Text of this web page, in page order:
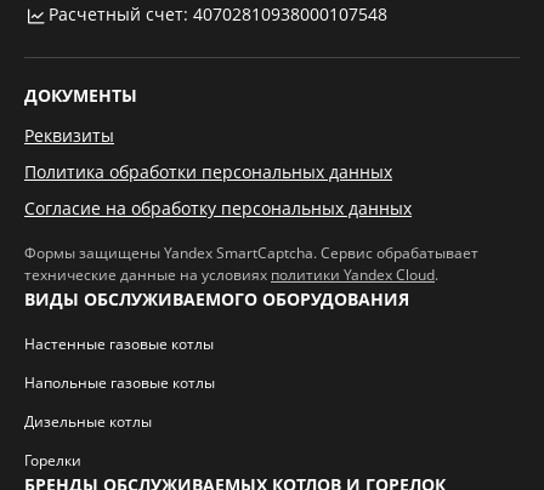
Расчетный счет: 40702810938000107548
ДОКУМЕНТЫ
Реквизиты
Политика обработки персональных данных
Согласие на обработку персональных данных
Формы защищены Yandex SmartCaptcha. Сервис обрабатывает
технические данные на условиях политики Yandex Cloud.
ВИДЫ ОБСЛУЖИВАЕМОГО ОБОРУДОВАНИЯ
Настенные газовые котлы
Напольные газовые котлы
Дизельные котлы
Горелки
БРЕНДЫ ОБСЛУЖИВАЕМЫХ КОТЛОВ И ГОРЕЛОК